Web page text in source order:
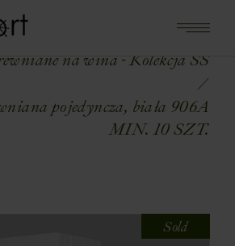
OPAKOWANIA NA WINA
na wina - Kolekcja SS
pojedyncza, biała 906A
MIN. 10 SZT.
Sold